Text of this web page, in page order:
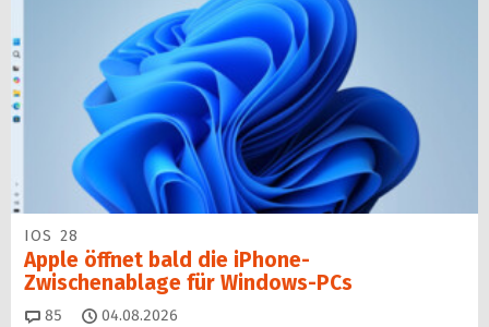
IOS 28
Apple öffnet bald die iPhone-
Zwischenablage für Windows-PCs
85 Kommentare
04.08.2026